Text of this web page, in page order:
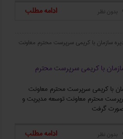
بدون نظر ادامه مطلب
سازمان با کریمی سرپرست محترم معاونت
با کریمی سرپرست محترم
با کریمی سرپرست محترم معاونت
محترم معاونت توسعه مدیریت و
صورت گرفت
بدون نظر ادامه مطلب